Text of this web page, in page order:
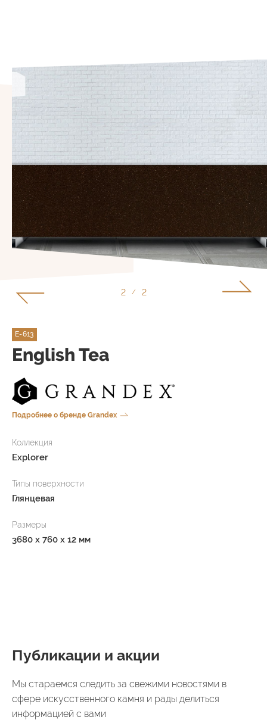
1 / 2
E-613
English Tea
Подробнее о бренде Grandex
Коллекция
Explorer
Типы поверхности
Глянцевая
Размеры
3680 х 760 х 12 мм
Публикации и акции
Мы стараемся следить за свежими новостями в
сфере искусственного камня и рады делиться
информацией с вами